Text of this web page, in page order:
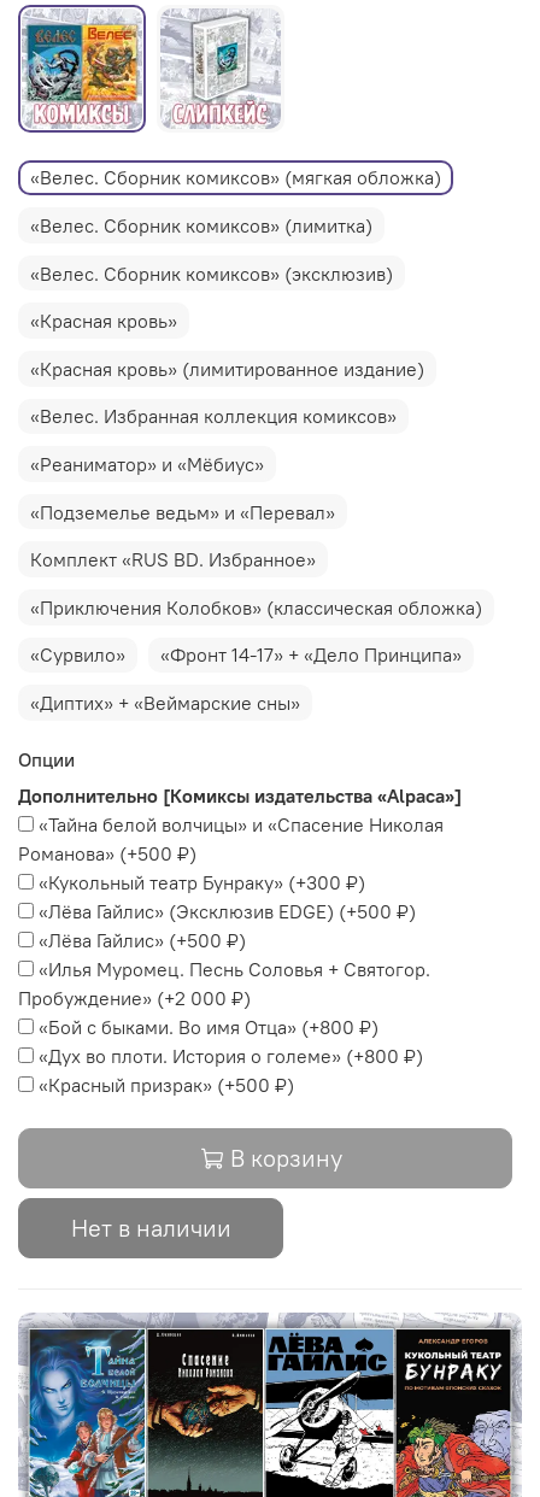
«Велес. Сборник комиксов» (мягкая обложка)
«Велес. Сборник комиксов» (лимитка)
«Велес. Сборник комиксов» (эксклюзив)
«Красная кровь»
«Красная кровь» (лимитированное издание)
«Велес. Избранная коллекция комиксов»
«Реаниматор» и «Мёбиус»
«Подземелье ведьм» и «Перевал»
Комплект «RUS BD. Избранное»
«Приключения Колобков» (классическая обложка)
«Сурвило»
«Фронт 14-17» + «Дело Принципа»
«Диптих» + «Веймарские сны»
Опции
Дополнительно [Комиксы издательства «Alpaca»]
«Тайна белой волчицы» и «Спасение Николая
Романова» (+500 ₽)
«Кукольный театр Бунраку» (+300 ₽)
«Лёва Гайлис» (Эксклюзив EDGE) (+500 ₽)
«Лёва Гайлис» (+500 ₽)
«Илья Муромец. Песнь Соловья + Святогор.
Пробуждение» (+2 000 ₽)
«Бой с быками. Во имя Отца» (+800 ₽)
«Дух во плоти. История о големе» (+800 ₽)
«Красный призрак» (+500 ₽)
В корзину
Нет в наличии